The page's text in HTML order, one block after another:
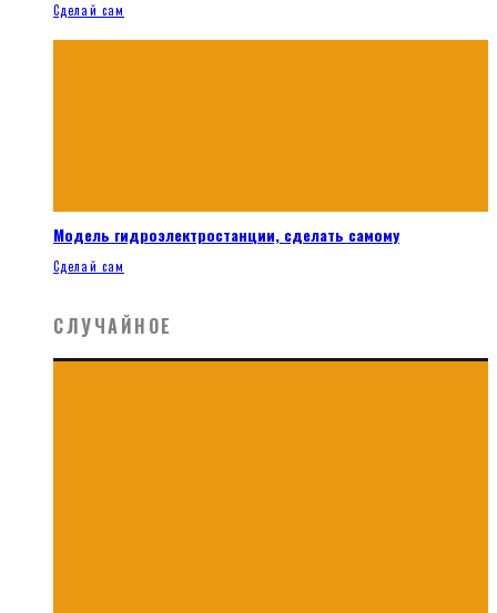
Сделай сам
Модель гидроэлектростанции, сделать самому
Сделай сам
СЛУЧАЙНОЕ